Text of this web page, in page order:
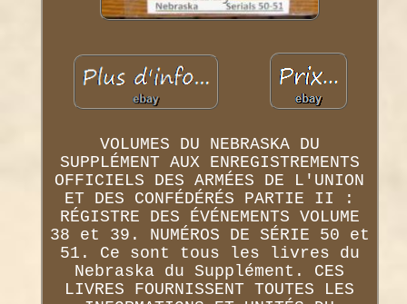
VOLUMES DU NEBRASKA DU
SUPPLÉMENT AUX ENREGISTREMENTS
OFFICIELS DES ARMÉES DE L'UNION
ET DES CONFÉDÉRÉS PARTIE II :
RÉGISTRE DES ÉVÉNEMENTS VOLUME
38 et 39. NUMÉROS DE SÉRIE 50 et
51. Ce sont tous les livres du
Nebraska du Supplément. CES
LIVRES FOURNISSENT TOUTES LES